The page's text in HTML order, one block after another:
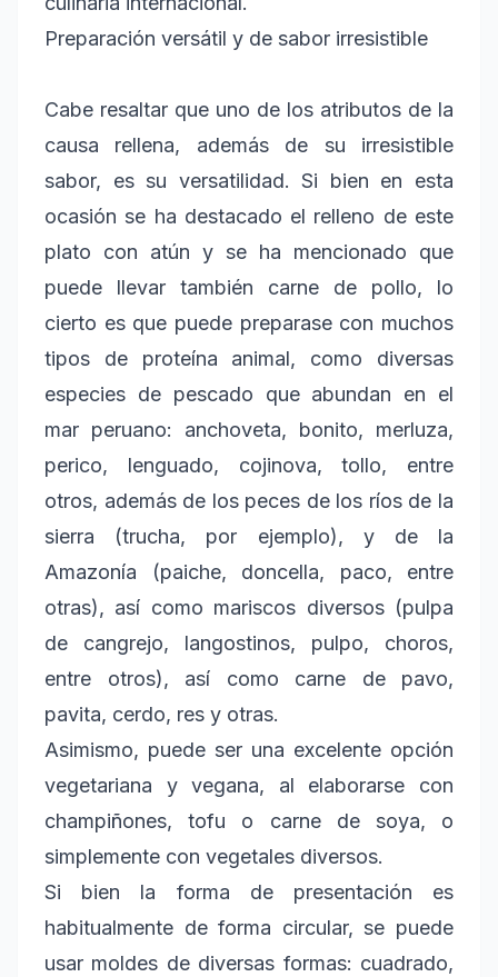
Preparación versátil y de sabor irresistible
Cabe resaltar que uno de los atributos de la
causa rellena, además de su irresistible
sabor, es su versatilidad. Si bien en esta
ocasión se ha destacado el relleno de este
plato con atún y se ha mencionado que
puede llevar también carne de pollo, lo
cierto es que puede preparase con muchos
tipos de proteína animal, como diversas
especies de pescado que abundan en el
mar peruano: anchoveta, bonito, merluza,
perico, lenguado, cojinova, tollo, entre
otros, además de los peces de los ríos de la
sierra (trucha, por ejemplo), y de la
Amazonía (paiche, doncella, paco, entre
otras), así como mariscos diversos (pulpa
de cangrejo, langostinos, pulpo, choros,
entre otros), así como carne de pavo,
pavita, cerdo, res y otras.
Asimismo, puede ser una excelente opción
vegetariana y vegana, al elaborarse con
champiñones, tofu o carne de soya, o
simplemente con vegetales diversos.
Si bien la forma de presentación es
habitualmente de forma circular, se puede
usar moldes de diversas formas: cuadrado,